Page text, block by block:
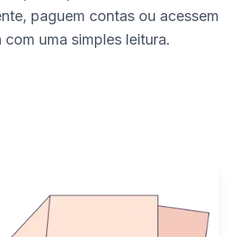
paguem contas ou acessem
uma simples leitura.